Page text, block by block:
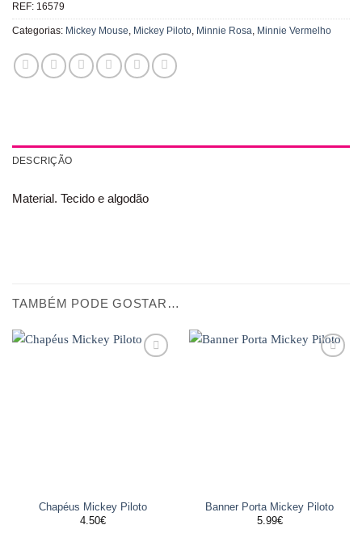
REF: 16579
Categorias: Mickey Mouse, Mickey Piloto, Minnie Rosa, Minnie Vermelho
DESCRIÇÃO
Material. Tecido e algodão
TAMBÉM PODE GOSTAR…
Chapéus Mickey Piloto
4.50€
Banner Porta Mickey Piloto
5.99€